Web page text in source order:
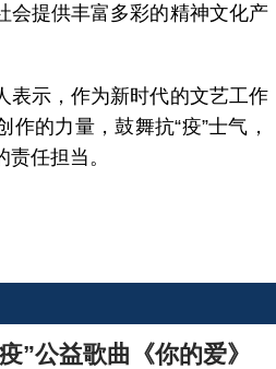
会提供丰富多彩的精神文化产
示，作为新时代的文艺工作
的力量，鼓舞抗“疫”士气，
任担当。
”公益歌曲《你的爱》